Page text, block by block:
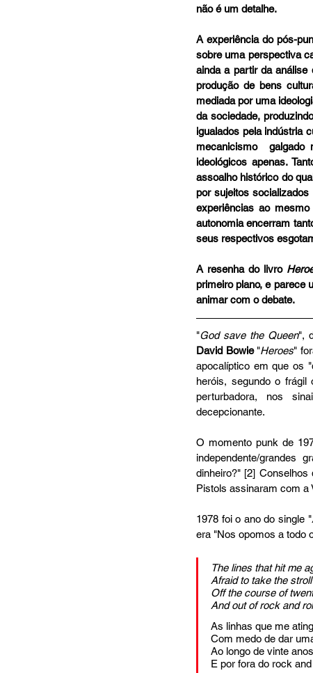
não é um detalhe.
A experiência do pós-
sobre uma perspectiva
ainda a partir da
produção de bens
mediada por uma
da sociedade,
igualados pela indústria
mecanicismo  galgado
ideológicos apenas.
assoalho histórico do
por sujeitos
experiências ao
autonomia encerram
seus respectivos
A resenha do livro
primeiro plano, e parece
animar com o debate.
"God save the Queen",
David Bowie "Heroes"
apocalíptico em que os
heróis, segundo o
perturbadora, nos
decepcionante.
O momento punk de
independente/grandes
dinheiro?" [2]
Pistols assinaram com a
1978 foi o ano do single "
era "Nos opomos a todo
The lines that hit me
Afraid to take the stroll
Off the course of
And out of rock and
As linhas que me
Com medo de dar
Ao longo de vinte anos
E por fora do rock